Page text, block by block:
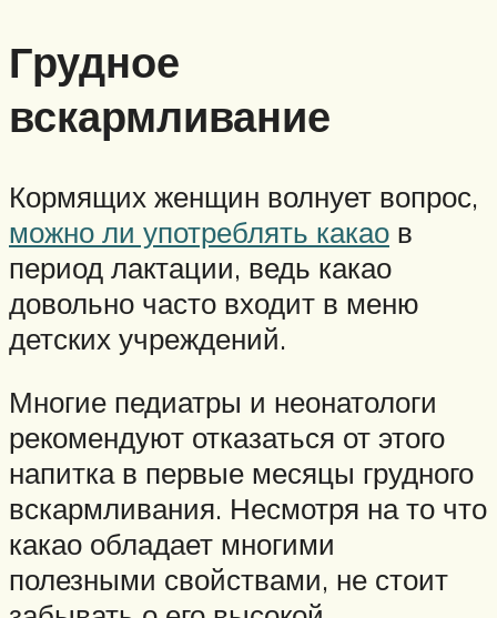
Грудное
вскармливание
Кормящих женщин волнует вопрос,
можно ли употреблять какао в
период лактации, ведь какао
довольно часто входит в меню
детских учреждений.
Многие педиатры и неонатологи
рекомендуют отказаться от этого
напитка в первые месяцы грудного
вскармливания. Несмотря на то что
какао обладает многими
полезными свойствами, не стоит